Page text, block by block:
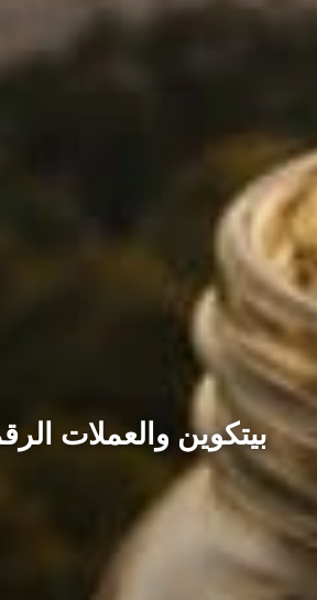
بيتكوين والعملات